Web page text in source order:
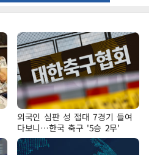
외국인 심판 성 접대 7경기 들여
다보니…한국 축구 '5승 2무'